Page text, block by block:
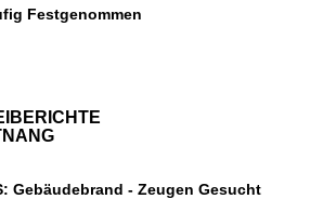
Festgenommen
Gebäudebrand - Zeugen Gesucht